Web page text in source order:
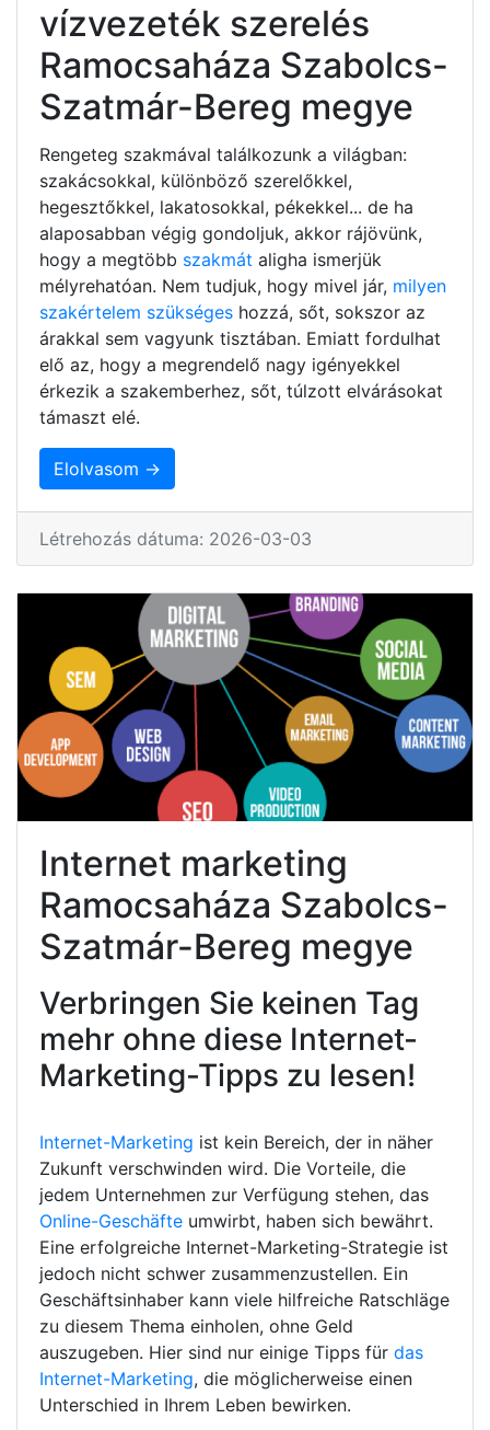
vízvezeték szerelés
Ramocsaháza Szabolcs-
Szatmár-Bereg megye
Rengeteg szakmával találkozunk a világban:
szakácsokkal, különböző szerelőkkel,
hegesztőkkel, lakatosokkal, pékekkel... de ha
alaposabban végig gondoljuk, akkor rájövünk,
hogy a megtöbb szakmát aligha ismerjük
mélyrehatóan. Nem tudjuk, hogy mivel jár, milyen
szakértelem szükséges hozzá, sőt, sokszor az
árakkal sem vagyunk tisztában. Emiatt fordulhat
elő az, hogy a megrendelő nagy igényekkel
érkezik a szakemberhez, sőt, túlzott elvárásokat
támaszt elé.
Elolvasom →
Létrehozás dátuma: 2026-03-03
Internet marketing
Ramocsaháza Szabolcs-
Szatmár-Bereg megye
Verbringen Sie keinen Tag
mehr ohne diese Internet-
Marketing-Tipps zu lesen!
Internet-Marketing ist kein Bereich, der in näher
Zukunft verschwinden wird. Die Vorteile, die
jedem Unternehmen zur Verfügung stehen, das
Online-Geschäfte umwirbt, haben sich bewährt.
Eine erfolgreiche Internet-Marketing-Strategie ist
jedoch nicht schwer zusammenzustellen. Ein
Geschäftsinhaber kann viele hilfreiche Ratschläge
zu diesem Thema einholen, ohne Geld
auszugeben. Hier sind nur einige Tipps für das
Internet-Marketing, die möglicherweise einen
Unterschied in Ihrem Leben bewirken.